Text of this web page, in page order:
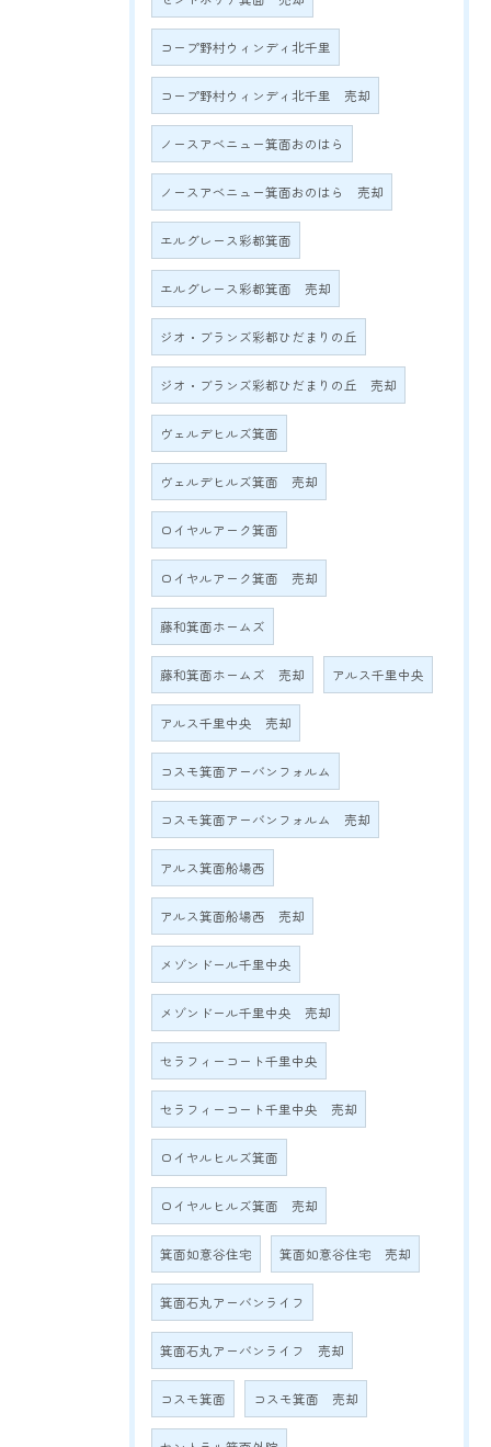
コープ野村ウィンディ北千里
コープ野村ウィンディ北千里 売却
ノースアベニュー箕面おのはら
ノースアベニュー箕面おのはら 売却
エルグレース彩都箕面
エルグレース彩都箕面 売却
ジオ・ブランズ彩都ひだまりの丘
ジオ・ブランズ彩都ひだまりの丘 売却
ヴェルデヒルズ箕面
ヴェルデヒルズ箕面 売却
ロイヤルアーク箕面
ロイヤルアーク箕面 売却
藤和箕面ホームズ
藤和箕面ホームズ 売却 アルス千里中央
アルス千里中央 売却
コスモ箕面アーバンフォルム
コスモ箕面アーバンフォルム 売却
アルス箕面船場西
アルス箕面船場西 売却
メゾンドール千里中央
メゾンドール千里中央 売却
セラフィーコート千里中央
セラフィーコート千里中央 売却
ロイヤルヒルズ箕面
ロイヤルヒルズ箕面 売却
箕面如意谷住宅 箕面如意谷住宅 売却
箕面石丸アーバンライフ
箕面石丸アーバンライフ 売却
コスモ箕面 コスモ箕面 売却